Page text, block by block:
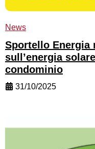
News
Sportello Energia
sull’energia
condominio
31/10/2025